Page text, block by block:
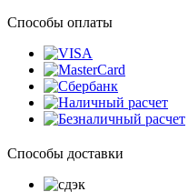
Способы оплаты
Способы доставки